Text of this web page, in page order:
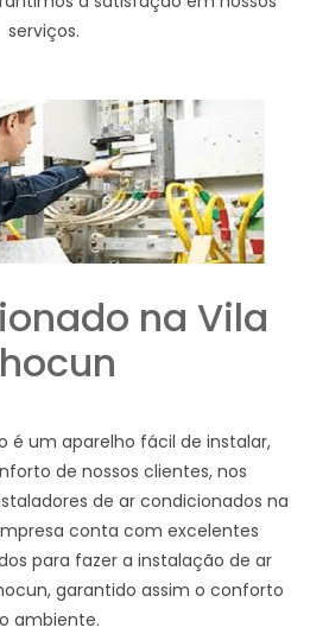
serviços.
na Vila
é um aparelho fácil de instalar,
de nossos clientes, nos
de ar condicionados na
conta com excelentes
para fazer a instalação de ar
garantido assim o conforto
ambiente.